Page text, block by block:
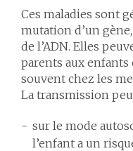
Ces maladies sont
mutation d’un
de l’ADN. Elles
parents aux
souvent chez les
La transmission
sur le mode
l’enfant a un